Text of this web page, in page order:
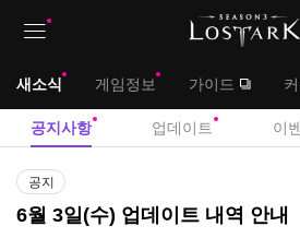
대
새소식 게임정보 가이드
메
공지사항 업데이트 이
공
지
사
공지
6월 3일(수) 업데이트 내역 안내